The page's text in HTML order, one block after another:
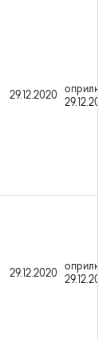
29.12.2020
29.12.2020